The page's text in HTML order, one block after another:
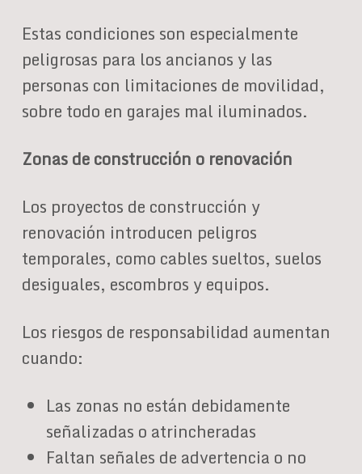
Estas condiciones son especialmente
peligrosas para los ancianos y las
personas con limitaciones de movilidad,
sobre todo en garajes mal iluminados.
Zonas de construcción o renovación
Los proyectos de construcción y
renovación introducen peligros
temporales, como cables sueltos, suelos
desiguales, escombros y equipos.
Los riesgos de responsabilidad aumentan
cuando:
Las zonas no están debidamente
señalizadas o atrincheradas
Faltan señales de advertencia o no